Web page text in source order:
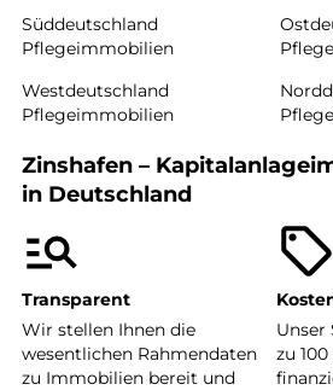
Süddeutschland
Pflegeimmobilien
Westdeutschland
Pflegeimmobilien
Zinshafen –
in Deutschland
Transparent
Wir stellen Ihnen die
wesentlichen Rahmendaten
zu Immobilien bereit und
Unser
zu